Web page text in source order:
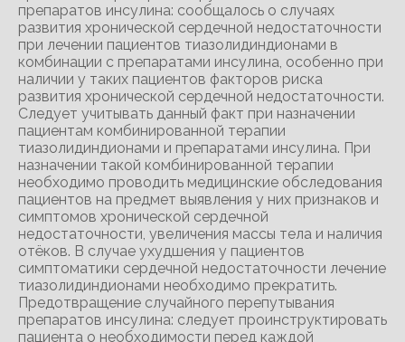
препаратов инсулина: сообщалось о случаях
развития хронической сердечной недостаточности
при лечении пациентов тиазолидиндионами в
комбинации с препаратами инсулина, особенно при
наличии у таких пациентов факторов риска
развития хронической сердечной недостаточности.
Следует учитывать данный факт при назначении
пациентам комбинированной терапии
тиазолидиндионами и препаратами инсулина. При
назначении такой комбинированной терапии
необходимо проводить медицинские обследования
пациентов на предмет выявления у них признаков и
симптомов хронической сердечной
недостаточности, увеличения массы тела и наличия
отёков. В случае ухудшения у пациентов
симптоматики сердечной недостаточности лечение
тиазолидиндионами необходимо прекратить.
Предотвращение случайного перепутывания
препаратов инсулина: следует проинструктировать
пациента о необходимости перед каждой